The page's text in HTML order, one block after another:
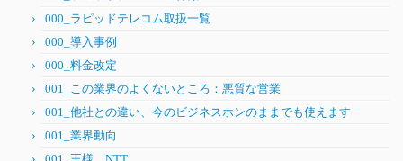
000_ラピッドテレコム取扱一覧
000_導入事例
000_料金改定
001_この業界のよくないところ：悪質な営業
001_他社との違い、今のビジネスホンのままでも使えます
001_業界動向